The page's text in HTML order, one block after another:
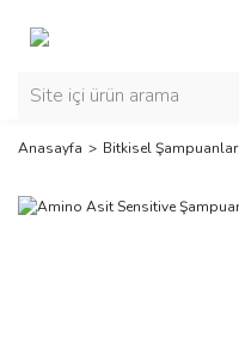
Anasayfa Bitkisel Şampuanlar